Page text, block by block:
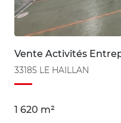
Vente Activités
33185 LE HAILLAN
1 620 m²